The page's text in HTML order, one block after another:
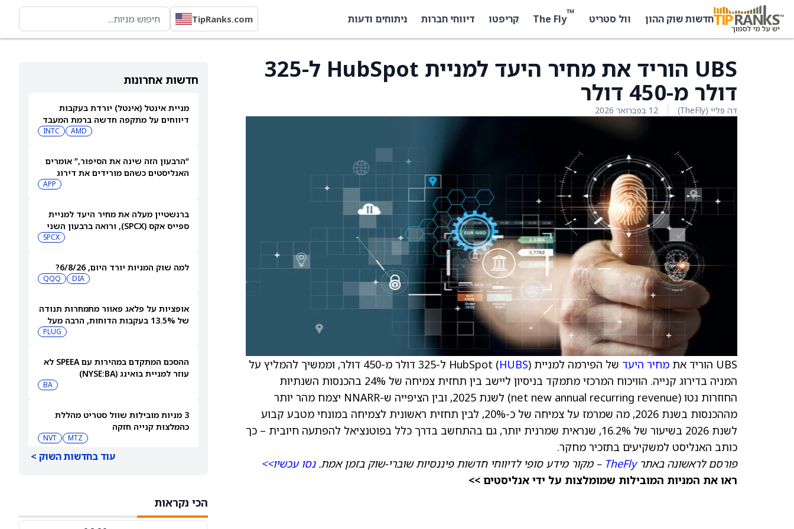
חדשות שוק ההון וול סטריט ™
The Fly קריפטו דיווחי חברות ניתוחים ודעות TipRanks.com
חדשות אחרונות
מניית אינטל (אינטל) יורדת בעקבות
דיווחים על מתקפה חדשה ברמת המעבד
AMD
INTC
“הרבעון הזה שינה את הסיפור,” אומרים
האנליסטים כשהם מורידים את דירוג
מניית AppLovin (APP) ומקצצים את APP
ברנשטיין מעלה את מחיר היעד למניית
ספייס אקס (SPCX), ורואה ברבעון השני
SPCX
למה שוק המניות יורד היום, 6/8/26?
DIA
QQQ
אופציות על פלאג פאוור מתמחרות תנודה
של 13.5% בעקבות הדוחות, הרבה מעל
PLUG
ההסכם המתקדם במהירות עם SPEEA לא
עוזר למניית בואינג (NYSE:BA)
BA
3 מניות מובילות שוול סטריט מהללת
כהמלצות קנייה חזקה
MTZ
NVT
סיכויי פולימרקט: האם [UAA], ‏[WEN] ו-
עוד בחדשות השוק >
הכי נקראות
UBS הוריד את מחיר היעד למניית HubSpot ל-325
דולר מ-450 דולר
דה פליי (TheFly) 12 בפברואר 2026
UBS הוריד את מחיר היעד של הפירמה למניית HubSpot ( HUBS
) ל-325 דולר מ-450 דולר, וממשיך להמליץ על
המניה בדירוג קנייה. הוויכוח המרכזי מתמקד בניסיון ליישב בין תחזית צמיחה של 24% בהכנסות השנתיות
החוזרות נטו (net new annual recurring revenue) לשנת 2025, ובין הציפייה ש-NNARR יצמח מהר יותר
מההכנסות בשנת 2026, מה שמרמז על צמיחה של כ-20%, לבין תחזית ראשונית לצמיחה במונחי מטבע קבוע
לשנת 2026 בשיעור של 16.2%, שנראית שמרנית יותר, גם בהתחשב בדרך כלל בפוטנציאל להפתעה חיובית – כך
כותב האנליסט למשקיעים בתזכיר מחקר.
פורסם לראשונה באתרTheFly – מקור מידע סופי לדיווחי חדשות פיננסיות שוברי-שוק בזמן אמת.נסו עכשיו>>
ראו את המניות המובילות שמומלצות על ידי אנליסטים >>